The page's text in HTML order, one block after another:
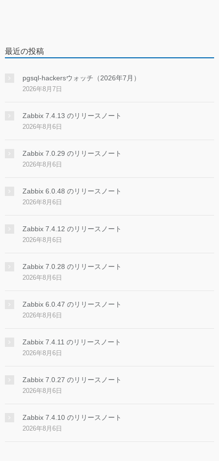
最近の投稿
pgsql-hackersウォッチ（2026年7月）
2026年8月7日
Zabbix 7.4.13 のリリースノート
2026年8月6日
Zabbix 7.0.29 のリリースノート
2026年8月6日
Zabbix 6.0.48 のリリースノート
2026年8月6日
Zabbix 7.4.12 のリリースノート
2026年8月6日
Zabbix 7.0.28 のリリースノート
2026年8月6日
Zabbix 6.0.47 のリリースノート
2026年8月6日
Zabbix 7.4.11 のリリースノート
2026年8月6日
Zabbix 7.0.27 のリリースノート
2026年8月6日
Zabbix 7.4.10 のリリースノート
2026年8月6日